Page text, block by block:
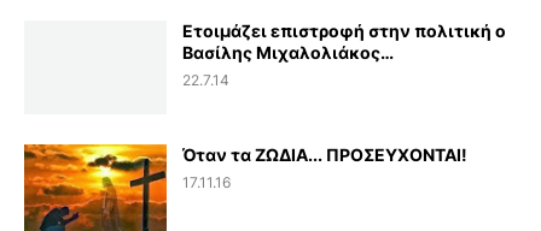
Ετοιμάζει επιστροφή στην πολιτική ο
Βασίλης Μιχαλολιάκος…
22.7.14
Όταν τα ΖΩΔΙΑ... ΠΡΟΣΕΥΧΟΝΤΑΙ!
17.11.16